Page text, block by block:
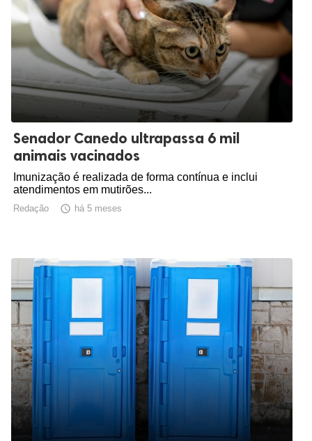
Senador Canedo ultrapassa 6 mil
animais vacinados
Imunização é realizada de forma contínua e inclui
atendimentos em mutirões...
Redação  há 5 meses